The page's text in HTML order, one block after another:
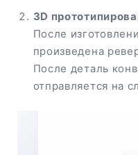
3D
После
произведена
После деталь
отправляется на